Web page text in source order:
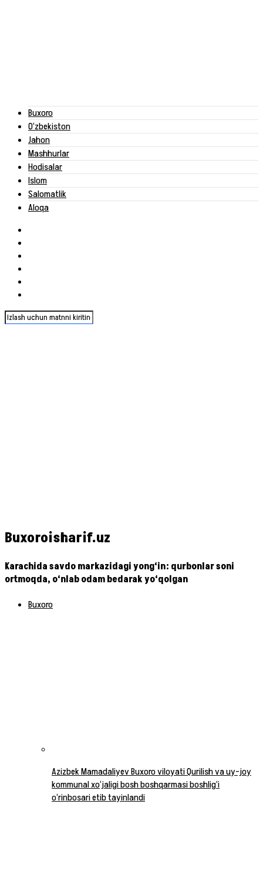
Buxoro
O‘zbekiston
Jahon
Mashhurlar
Hodisalar
Islom
Salomatlik
Aloqa
Buxoroisharif.uz
Karachida savdo markazidagi yong‘in: qurbonlar soni
ortmoqda, o‘nlab odam bedarak yo‘qolgan
Buxoro
Azizbek Mamadaliyev Buxoro viloyati Qurilish va uy-joy
kommunal xo‘jaligi bosh boshqarmasi boshlig‘i
o‘rinbosari etib tayinlandi